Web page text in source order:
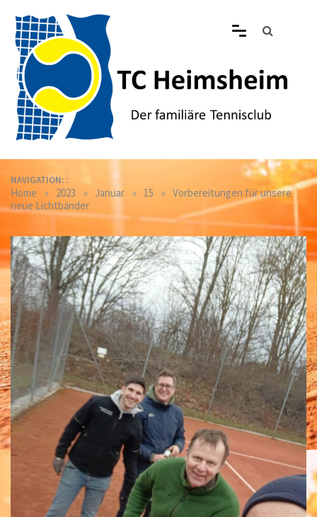
content
Tennisclub Heimsheim
NAVIGATION: :
Home » 2023 » Januar » 15 » Vorbereitungen für unsere
neue Lichtbänder